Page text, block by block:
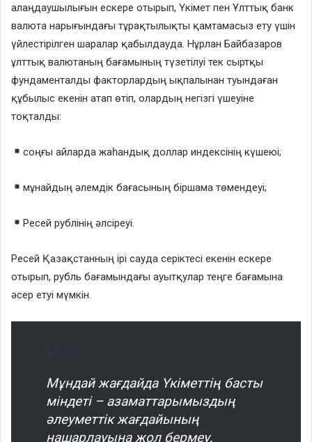
алаңдаушылығын ескере отырып, Үкімет пен Ұлттық банк
валюта нарығындағы тұрақтылықты қамтамасыз ету үшін
үйлестірілген шаралар қабылдауда. Нұрлан Байбазаров
ұлттық валютаның бағамының түзетілуі тек сыртқы
фундаменталды факторлардың ықпалынан туындаған
құбылыс екенін атап өтіп, олардың негізгі үшеуіне
тоқталды:
соңғы айларда жаһандық доллар индексінің күшеюі;
мұнайдың әлемдік бағасының біршама төмендеуі;
Ресей рублінің әлсіреуі.
Ресей Қазақстанның ірі сауда серіктесі екенін ескере
отырып, рубль бағамындағы ауытқулар теңге бағамына
әсер етуі мүмкін.
Мұндай жағдайда Үкіметтің басты
міндеті – азаматтарымыздың
әлеуметтік жағдайының
нашарлауына жол бермеу,